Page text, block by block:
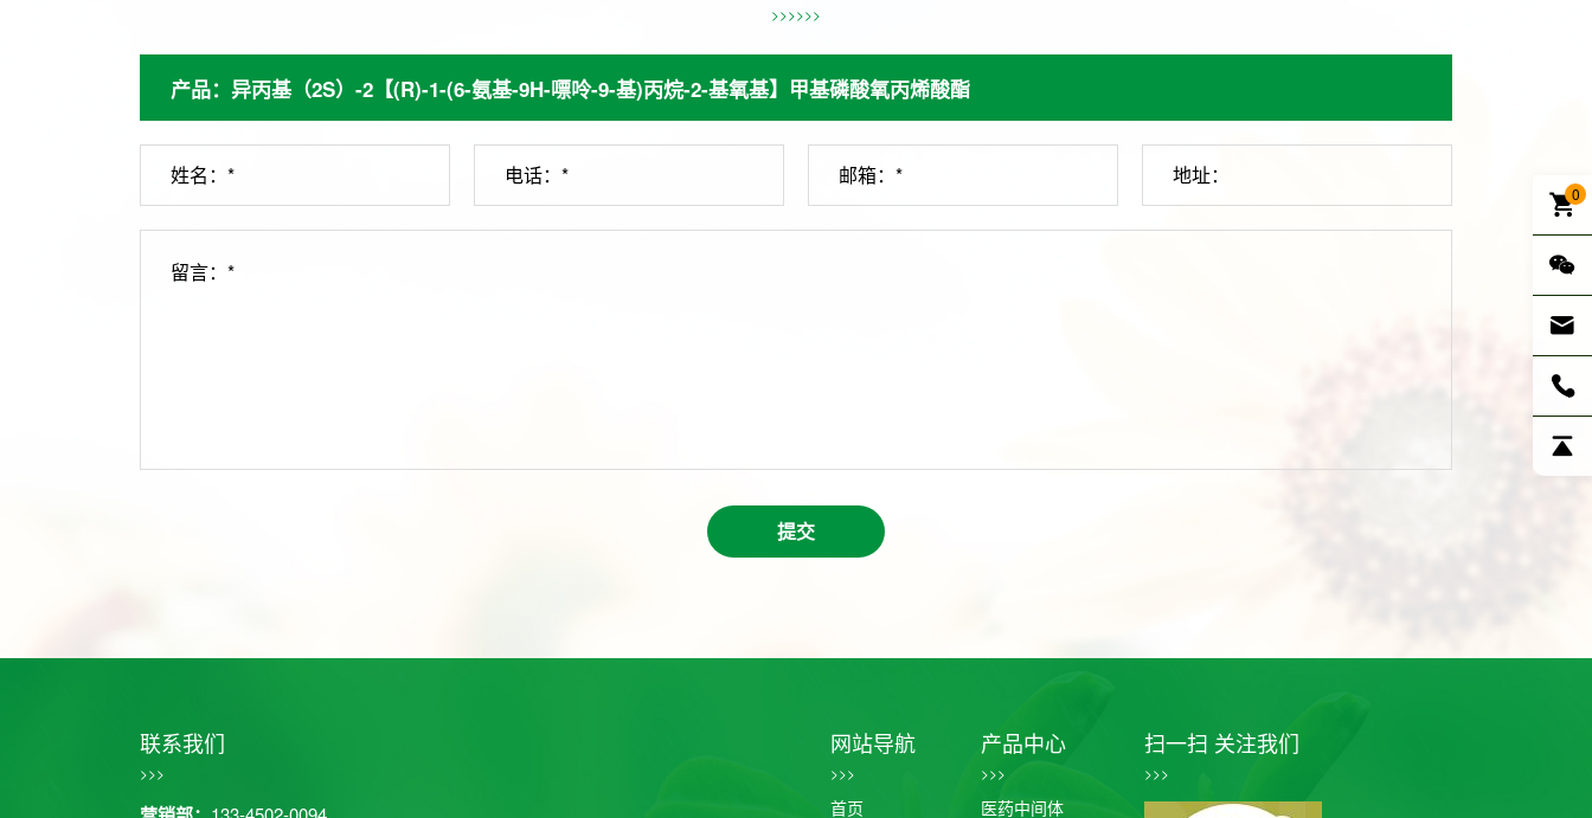
>>>>>>
姓名：* 电话：* 邮箱：* 地址：
留言：*
提交
联系我们
>>>
网站导航
>>>
首页
产品中心
>>>
医药中间体
扫一扫 关注我们
>>>
0